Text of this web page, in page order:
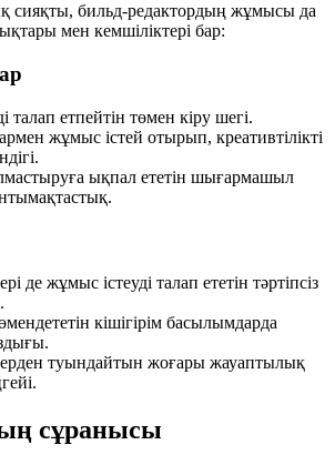
сияқты, бильд-редактордың жұмысы да
мен кемшіліктері бар:
талап етпейтін төмен кіру шегі.
жұмыс істей отырып, креативтілікті
ықпал ететін шығармашыл
де жұмыс істеуді талап ететін тәртіпсіз
кішігірім басылымдарда
туындайтын жоғары жауаптылық
сұранысы